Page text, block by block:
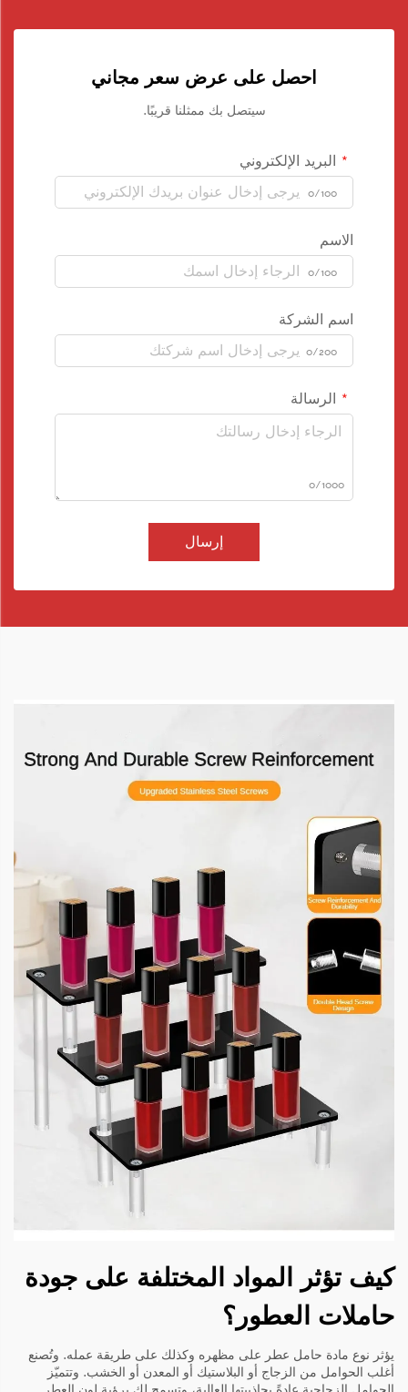
احصل على عرض سعر مجاني
سيتصل بك ممثلنا قريبًا.
البريد الإلكتروني
0/100
الاسم
0/100
اسم الشركة
0/200
الرسالة
0/1000
إرسال
كيف تؤثر المواد المختلفة على جودة
حاملات العطور؟
يؤثر نوع مادة حامل عطر على مظهره وكذلك على طريقة عمله. وتُصنع
أغلب الحوامل من الزجاج أو البلاستيك أو المعدن أو الخشب. وتتميّز